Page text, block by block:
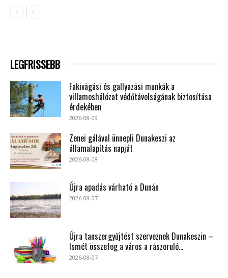
LEGFRISSEBB
Fakivágási és gallyazási munkák a
villamoshálózat védőtávolságának biztosítása
érdekében
2026-08-09
Zenei gálával ünnepli Dunakeszi az
államalapítás napját
2026-08-08
Újra apadás várható a Dunán
2026-08-07
Újra tanszergyűjtést szerveznek Dunakeszin –
Ismét összefog a város a rászoruló...
2026-08-07